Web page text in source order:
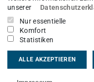
unserer
Nur essentielle
Komfort
Statistiken
ALLE AKZEPTIEREN